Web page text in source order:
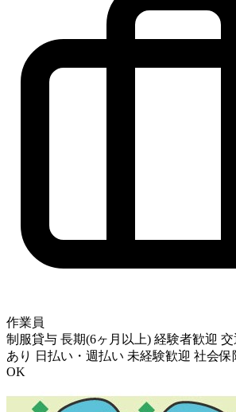
作業員
制服貸与 長期(6ヶ月以上) 経験者歓迎 交
あり
日払い・週払い 未経験歓迎 社会保
OK